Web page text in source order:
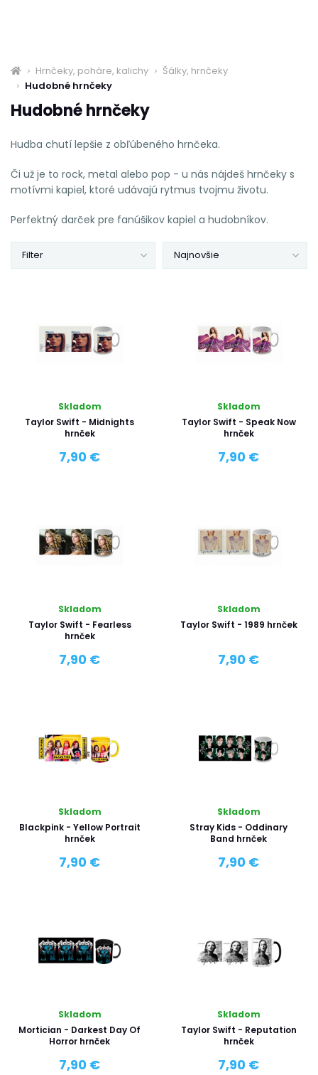
Hrnčeky, poháre, kalichy
Šálky, hrnčeky
Hudobné hrnčeky
Hudobné hrnčeky
Hudba chutí lepšie z obľúbeného hrnčeka.
Či už je to rock, metal alebo pop - u nás nájdeš hrnčeky s
motívmi kapiel, ktoré udávajú rytmus tvojmu životu.
Perfektný darček pre fanúšikov kapiel a hudobníkov.
Najnovšie
Filter
Skladom
Taylor Swift - Midnights
hrnček
7,90 €
Skladom
Taylor Swift - Speak Now
hrnček
7,90 €
Skladom
Taylor Swift - Fearless
hrnček
7,90 €
Skladom
Taylor Swift - 1989 hrnček
7,90 €
Skladom
Blackpink - Yellow Portrait
hrnček
7,90 €
Skladom
Stray Kids - Oddinary
Band hrnček
7,90 €
Skladom
Mortician - Darkest Day Of
Horror hrnček
7,90 €
Skladom
Taylor Swift - Reputation
hrnček
7,90 €